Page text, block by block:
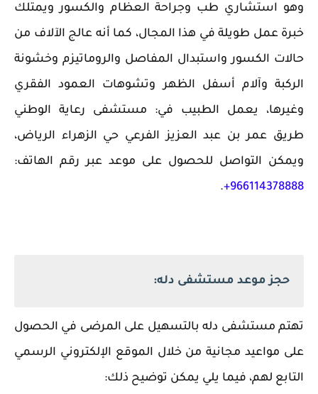
وهو استشاري طب وجراحة العظام والكسور ويمتلك
خبرة عمل طويلة في هذا المجال، كما أنه عالج الآلاف من
حالات الكسور واستبدال المفاصل والروماتيزم وخشونة
الركبة وآلام أسفل الظهر وتشوهات العمود الفقري
وغيرها، يعمل الطبيب في: مستشفى رعاية الوطني
طريق عمر بن عبد العزيز الفرعي حي الزهراء الرياض،
ويمكن التواصل للحصول على موعد عبر رقم الهاتف:
966114378888+
.
حجز موعد مستشفى دله:
تهتم مستشفى دله بالتسهيل على المرضى في الحصول
على مواعيد مجانية من خلال الموقع الإلكتروني الرسمي
التابع لهم، فيما يلي يمكن توضيح ذلك: